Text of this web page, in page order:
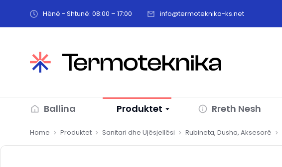
Hënë - Shtunë: 08:00 – 17:00 info@termoteknika-ks.net
Ballina Produktet Rreth Nesh
You are here:
Home Produktet Sanitari dhe Ujësjellësi Rubineta, Dusha, Aksesorë